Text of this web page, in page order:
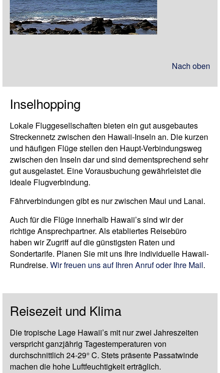
Nach oben
Inselhopping
Lokale Fluggesellschaften bieten ein gut ausgebautes
Streckennetz zwischen den Hawaii-Inseln an. Die kurzen
und häufigen Flüge stellen den Haupt-Verbindungsweg
zwischen den Inseln dar und sind dementsprechend sehr
gut ausgelastet. Eine Vorausbuchung gewährleistet die
ideale Flugverbindung.
Fährverbindungen gibt es nur zwischen Maui und Lanai.
Auch für die Flüge innerhalb Hawaii’s sind wir der
richtige Ansprechpartner. Als etabliertes Reisebüro
haben wir Zugriff auf die günstigsten Raten und
Sondertarife. Planen Sie mit uns Ihre individuelle Hawaii-
Rundreise. Wir freuen uns auf Ihren Anruf oder Ihre Mail.
Reisezeit und Klima
Die tropische Lage Hawaii’s mit nur zwei Jahreszeiten
verspricht ganzjährig Tagestemperaturen von
durchschnittlich 24-29° C. Stets präsente Passatwinde
machen die hohe Luftfeuchtigkeit erträglich.